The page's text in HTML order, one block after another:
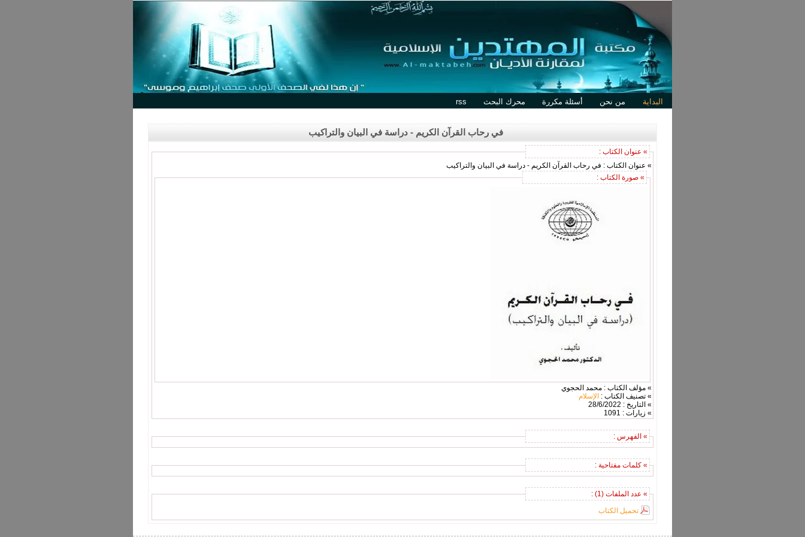
البداية من نحن أسئلة مكررة محرك البحث rss
في رحاب القرآن الكريم - دراسة في البيان والتراكيب
» عنوان الكتاب :
» عنوان الكتاب : في رحاب القرآن الكريم - دراسة في البيان والتراكيب
» صورة الكتاب :
» مؤلف الكتاب : محمد الحجوي
» تصنيف الكتاب : الإسلام
» التاريخ : 28/6/2022
» زيارات : 1091
» الفهرس :
» كلمات مفتاحية :
» عدد الملفات (1) :
تحميل الكتاب